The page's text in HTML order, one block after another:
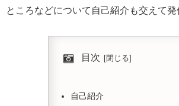
ところなどについて自己紹介も交えて発
目次
自己紹介